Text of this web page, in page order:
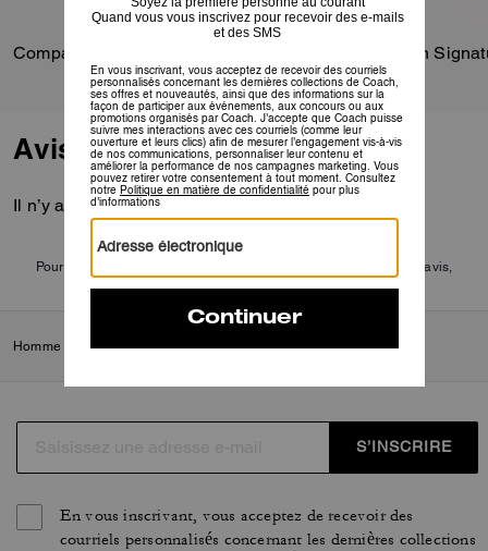
Compass Bag 45
Avis
Il n’y a pas encore d’avis.
Pour plus d’informations sur la manière dont nous vérifions nos avis,
Homme Sacs / Cabas et sacs duffle
S’INSCRIRE
En vous inscrivant, vous acceptez de recevoir des
courriels personnalisés concernant les dernières collections